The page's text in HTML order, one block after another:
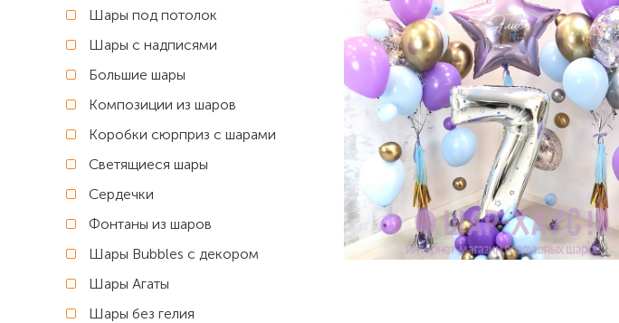
Шары под потолок
Шары с надписями
Большие шары
Композиции из шаров
Коробки сюрприз с шарами
Светящиеся шары
Сердечки
Фонтаны из шаров
Шары Bubbles с декором
Шары Агаты
Шары без гелия